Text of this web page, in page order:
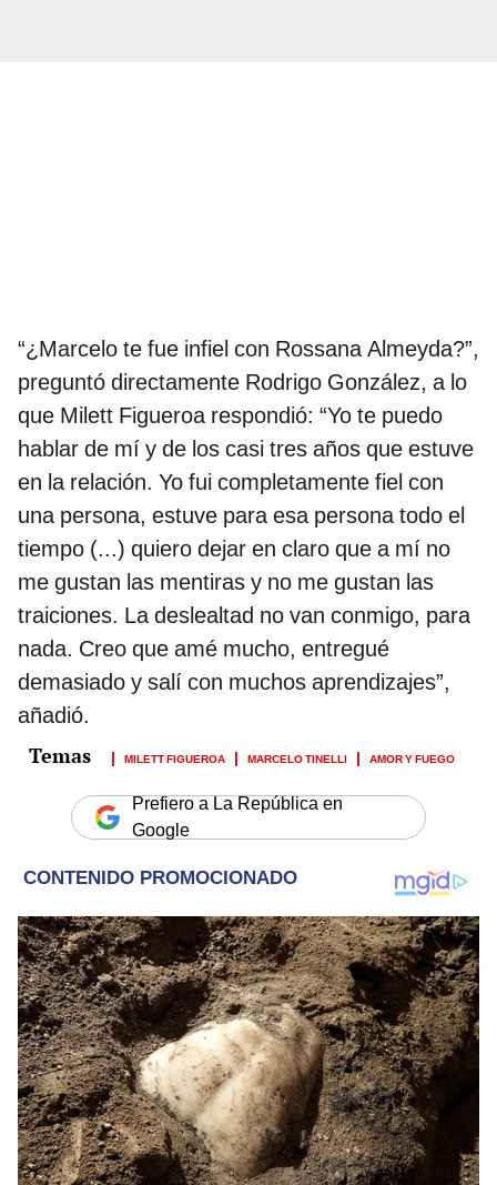
“¿Marcelo te fue infiel con Rossana Almeyda?”,
preguntó directamente Rodrigo González, a lo
que Milett Figueroa respondió: “Yo te puedo
hablar de mí y de los casi tres años que estuve
en la relación. Yo fui completamente fiel con
una persona, estuve para esa persona todo el
tiempo (...) quiero dejar en claro que a mí no
me gustan las mentiras y no me gustan las
traiciones. La deslealtad no van conmigo, para
nada. Creo que amé mucho, entregué
demasiado y salí con muchos aprendizajes”,
añadió.
MILETT FIGUEROA MARCELO TINELLI AMOR Y FUEGO
Prefiero a La República en
Google